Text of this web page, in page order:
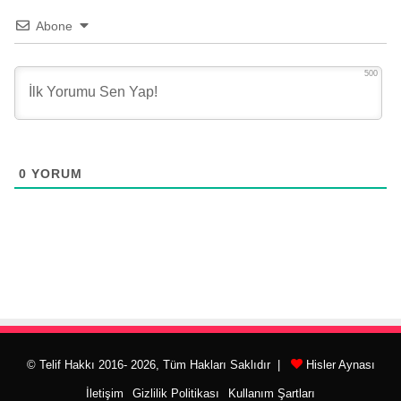
Abone
500
0 YORUM
© Telif Hakkı 2016- 2026, Tüm Hakları Saklıdır | Hisler Aynası
İletişim Gizlilik Politikası Kullanım Şartları